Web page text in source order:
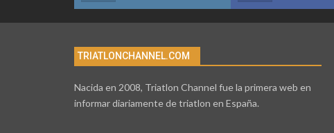
TRIATLONCHANNEL.COM
Nacida en 2008, Triatlon Channel fue la primera web en
informar diariamente de triatlon en España.